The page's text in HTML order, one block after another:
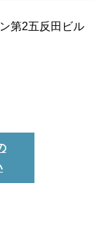
第2五反田ビル